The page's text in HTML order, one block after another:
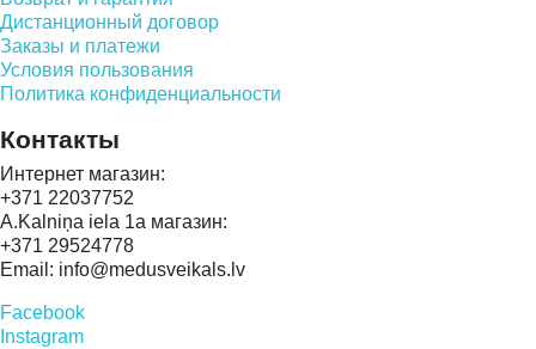
Дистанционный договор
Заказы и платежи
Условия пользования
Политика конфиденциальности
Контакты
Интернет магазин:
+371 22037752
A.Kalniņa iela 1a магазин:
+371 29524778
Email: info@medusveikals.lv
Facebook
Instagram